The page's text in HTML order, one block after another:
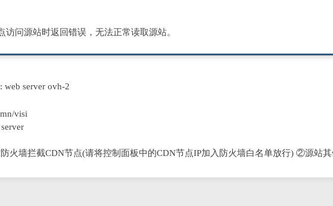
访问源站时返回错误，无法正常读取源站。
web server ovh-2
visi
火墙拦截CDN节点(请将控制面板中的CDN节点IP加入防火墙白名单放行) ②源站